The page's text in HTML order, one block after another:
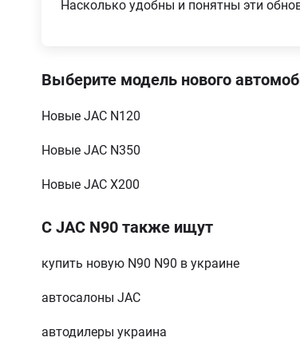
S 3.7 MT (152 к.с.)
Насколько удобны и понятны эти
Выберите модель нового
Новые JAC N120
Новые JAC N350
Новые JAC X200
С JAC N90 также ищут
купить новую N90 N90 в украине
автосалоны JAC
автодилеры украина